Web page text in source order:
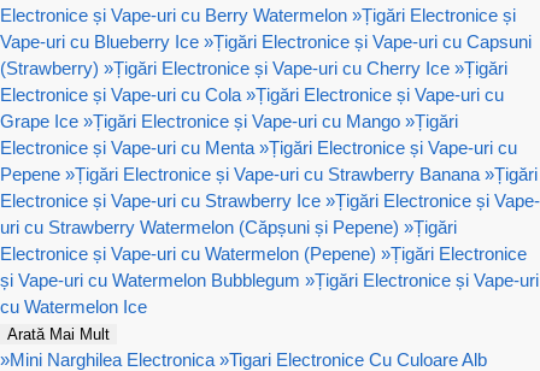
Electronice și Vape-uri cu Berry Watermelon »Țigări Electronice și
Vape-uri cu Blueberry Ice »Țigări Electronice și Vape-uri cu Capsuni
(Strawberry) »Țigări Electronice și Vape-uri cu Cherry Ice »Țigări
Electronice și Vape-uri cu Cola »Țigări Electronice și Vape-uri cu
Grape Ice »Țigări Electronice și Vape-uri cu Mango »Țigări
Electronice și Vape-uri cu Menta »Țigări Electronice și Vape-uri cu
Pepene »Țigări Electronice și Vape-uri cu Strawberry Banana »Țigări
Electronice și Vape-uri cu Strawberry Ice »Țigări Electronice și Vape-
uri cu Strawberry Watermelon (Căpșuni și Pepene) »Țigări
Electronice și Vape-uri cu Watermelon (Pepene) »Țigări Electronice
și Vape-uri cu Watermelon Bubblegum »Țigări Electronice și Vape-uri
cu Watermelon Ice
Arată Mai Mult
»Mini Narghilea Electronica »Tigari Electronice Cu Culoare Alb